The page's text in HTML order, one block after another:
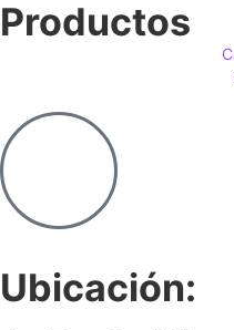
Productos
Ubicación: